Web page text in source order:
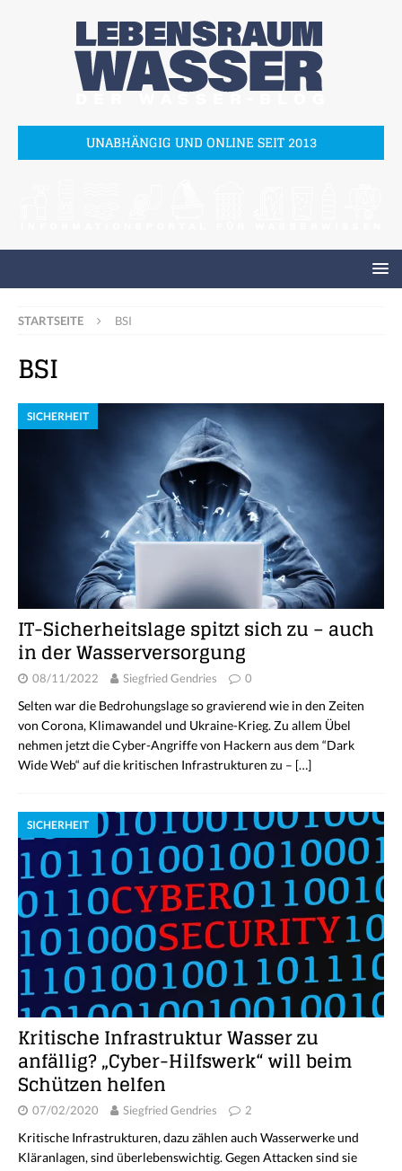
UNABHÄNGIG UND ONLINE SEIT 2013
STARTSEITE BSI
BSI
SICHERHEIT
IT-Sicherheitslage spitzt sich zu – auch
in der Wasserversorgung
08/11/2022 Siegfried Gendries 0
Selten war die Bedrohungslage so gravierend wie in den Zeiten
von Corona, Klimawandel und Ukraine-Krieg. Zu allem Übel
nehmen jetzt die Cyber-Angriffe von Hackern aus dem “Dark
Wide Web“ auf die kritischen Infrastrukturen zu – […]
SICHERHEIT
Kritische Infrastruktur Wasser zu
anfällig? „Cyber-Hilfswerk“ will beim
Schützen helfen
07/02/2020 Siegfried Gendries 2
Kritische Infrastrukturen, dazu zählen auch Wasserwerke und
Kläranlagen, sind überlebenswichtig. Gegen Attacken sind sie